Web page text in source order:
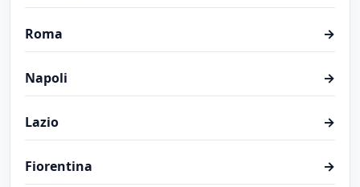
Roma →
Napoli →
Lazio →
Fiorentina →